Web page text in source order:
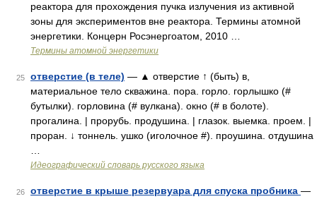
реактора для прохождения пучка излучения из активной
зоны для экспериментов вне реактора. Термины атомной
энергетики. Концерн Росэнергоатом, 2010 …
Термины атомной энергетики
25 отверстие (в теле) — ▲ отверстие ↑ (быть) в,
материальное тело скважина. пора. горло. горлышко (#
бутылки). горловина (# вулкана). окно (# в болоте).
прогалина. | прорубь. продушина. | глазок. выемка. проем. |
проран. ↓ тоннель. ушко (иголочное #). проушина. отдушина
Идеографический словарь русского языка
26 отверстие в крыше резервуара для спуска пробника —